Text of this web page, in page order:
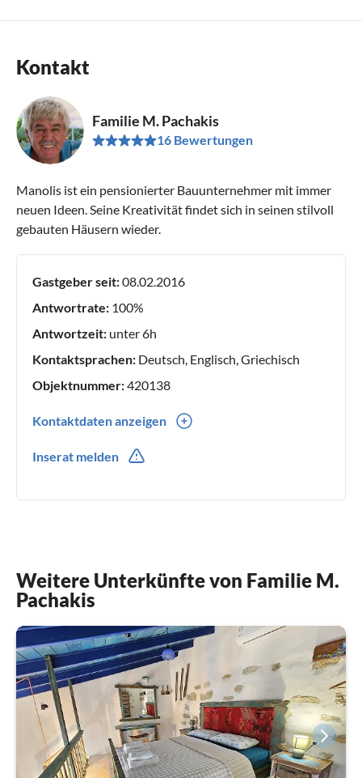
Kontakt
Familie M. Pachakis
16 Bewertungen
Manolis ist ein pensionierter Bauunternehmer mit immer
neuen Ideen. Seine Kreativität findet sich in seinen stilvoll
gebauten Häusern wieder.
Gastgeber seit:08.02.2016
Antwortrate: 100%
Antwortzeit: unter 6h
Kontaktsprachen: Deutsch, Englisch, Griechisch
Objektnummer:420138
Kontaktdaten anzeigen
Inserat melden
Weitere Unterkünfte von Familie M.
Pachakis